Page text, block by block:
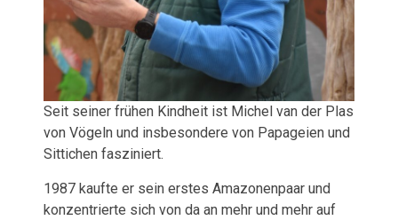
Seit seiner frühen Kindheit ist Michel van der Plas
von Vögeln und insbesondere von Papageien und
Sittichen fasziniert.
1987 kaufte er sein erstes Amazonenpaar und
konzentrierte sich von da an mehr und mehr auf